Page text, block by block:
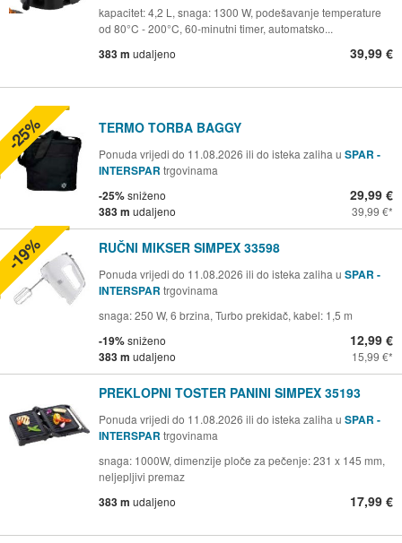
kapacitet: 4,2 L, snaga: 1300 W, podešavanje temperature
od 80°C - 200°C, 60-minutni timer, automatsko...
383 m udaljeno 39,99 €
TERMO TORBA BAGGY
Ponuda vrijedi do 11.08.2026 ili do isteka zaliha u SPAR -
INTERSPAR trgovinama
-25%sniženo
383 m udaljeno
29,99 €
39,99 €
-25%
RUČNI MIKSER SIMPEX 33598
Ponuda vrijedi do 11.08.2026 ili do isteka zaliha u SPAR -
INTERSPAR trgovinama
snaga: 250 W, 6 brzina, Turbo prekidač, kabel: 1,5 m
-19%sniženo
383 m udaljeno
12,99 €
15,99 €
-19%
PREKLOPNI TOSTER PANINI SIMPEX 35193
Ponuda vrijedi do 11.08.2026 ili do isteka zaliha u SPAR -
INTERSPAR trgovinama
snaga: 1000W, dimenzije ploče za pečenje: 231 x 145 mm,
neljepljivi premaz
383 m udaljeno 17,99 €